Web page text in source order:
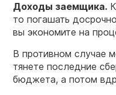
Доходы заемщика.
то погашать
вы экономите на
В противном случае
тянете последние
бюджета, а потом